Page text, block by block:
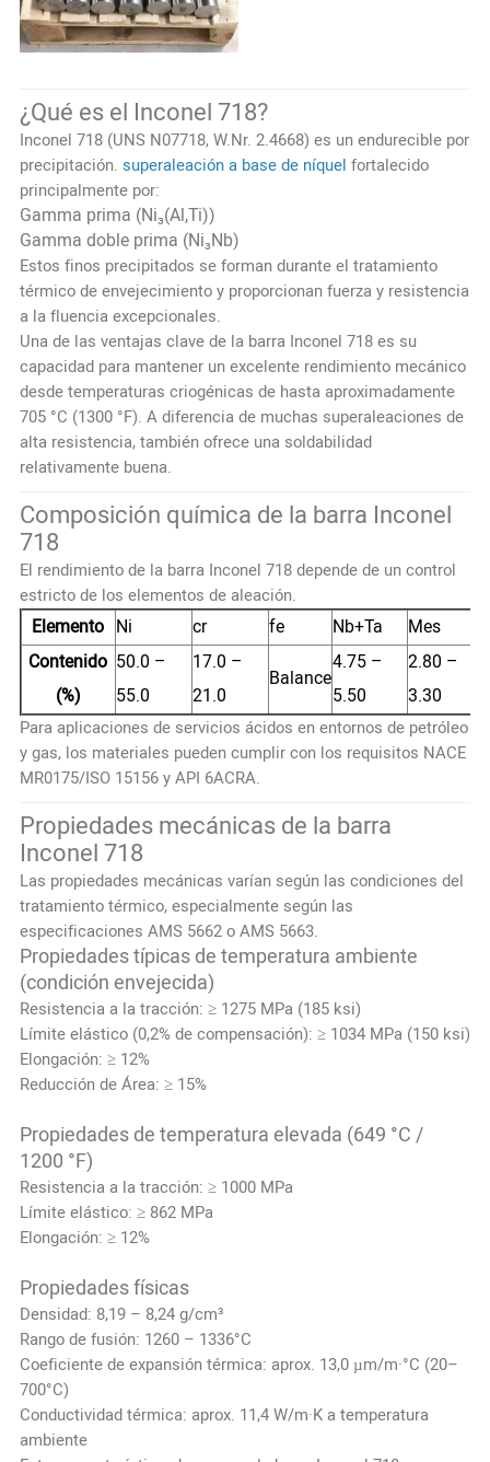
¿Qué es el Inconel 718?
Inconel 718 (UNS N07718, W.Nr. 2.4668) es un endurecible por
precipitación. superaleación a base de níquel fortalecido
principalmente por:
Gamma prima (Ni₃(Al,Ti))
Gamma doble prima (Ni₃Nb)
Estos finos precipitados se forman durante el tratamiento
térmico de envejecimiento y proporcionan fuerza y ​​resistencia
a la fluencia excepcionales.
Una de las ventajas clave de la barra Inconel 718 es su
capacidad para mantener un excelente rendimiento mecánico
desde temperaturas criogénicas de hasta aproximadamente
705 °C (1300 °F). A diferencia de muchas superaleaciones de
alta resistencia, también ofrece una soldabilidad
relativamente buena.
Composición química de la barra Inconel
718
El rendimiento de la barra Inconel 718 depende de un control
estricto de los elementos de aleación.
Elemento Ni cr fe Nb+Ta Mes
Contenido
(%)
50.0 –
55.0
17.0 –
21.0
Balance
4.75 –
5.50
2.80 –
3.30
Para aplicaciones de servicios ácidos en entornos de petróleo
y gas, los materiales pueden cumplir con los requisitos NACE
MR0175/ISO 15156 y API 6ACRA.
Propiedades mecánicas de la barra
Inconel 718
Las propiedades mecánicas varían según las condiciones del
tratamiento térmico, especialmente según las
especificaciones AMS 5662 o AMS 5663.
Propiedades típicas de temperatura ambiente
(condición envejecida)
Resistencia a la tracción: ≥ 1275 MPa (185 ksi)
Límite elástico (0,2% de compensación): ≥ 1034 MPa (150 ksi)
Elongación: ≥ 12%
Reducción de Área: ≥ 15%
Propiedades de temperatura elevada (649 °C /
1200 °F)
Resistencia a la tracción: ≥ 1000 MPa
Límite elástico: ≥ 862 MPa
Elongación: ≥ 12%
Propiedades físicas
Densidad: 8,19 – 8,24 g/cm³
Rango de fusión: 1260 – 1336°C
Coeficiente de expansión térmica: aprox. 13,0 µm/m·°C (20–
700°C)
Conductividad térmica: aprox. 11,4 W/m·K a temperatura
ambiente